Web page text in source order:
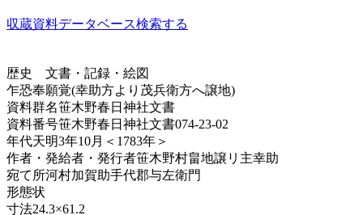
収蔵資料データベース検索する
歴史
文書・記録・絵図
乍恐奉願覚(幸助方より茂兵衛方へ譲地)
資料群名笹木野春日神社文書
資料番号笹木野春日神社文書074-23-02
年代天明3年10月＜1783年＞
作者・発給者・発行者笹木野村畠地譲リ主幸助
宛て所河村加賀助手代郡与左衛門
形態状
寸法24.3×61.2